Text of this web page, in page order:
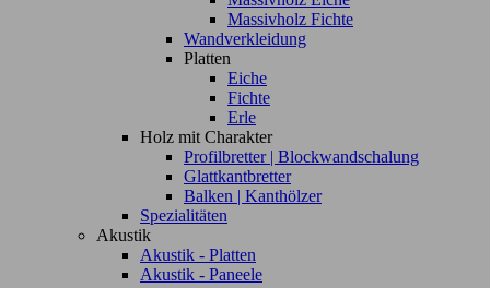
Massivholz Fichte
Wandverkleidung
Platten
Eiche
Fichte
Erle
Holz mit Charakter
Profilbretter | Blockwandschalung
Glattkantbretter
Balken | Kanthölzer
Spezialitäten
Akustik
Akustik - Platten
Akustik - Paneele